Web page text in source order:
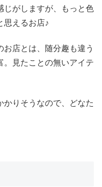
じがしますが、もっと色
思えるお店♪
店とは、随分趣も違う
。見たことの無いアイテ
かりそうなので、どなた